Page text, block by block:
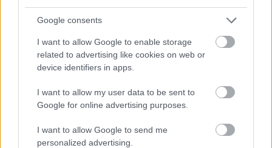
Google consents
I want to allow Google to enable storage
related to advertising like cookies on web or
device identifiers in apps.
I want to allow my user data to be sent to
Google for online advertising purposes.
I want to allow Google to send me
personalized advertising.
Leeds UnitedvsManchester United
AC MilanvsManchester United2026-08-15 18:00